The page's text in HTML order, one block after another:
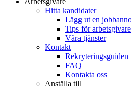
Hitta kandidater
Lägg ut en
Tips för arbetsgivare
Våra tjänster
Kontakt
Rekryteringsguiden
FAQ
Kontakta oss
Anställa till